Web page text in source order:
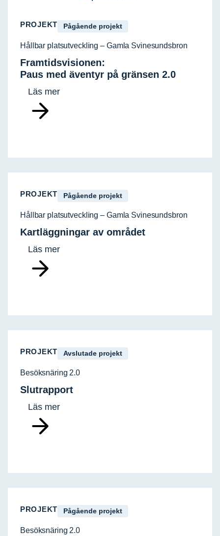
PROJEKT Pågående projekt
Hållbar platsutveckling – Gamla Svinesundsbron
Framtidsvisionen:
Paus med äventyr på gränsen 2.0
Läs mer
PROJEKT Pågående projekt
Hållbar platsutveckling – Gamla Svinesundsbron
Kartläggningar av området
Läs mer
PROJEKT Avslutade projekt
Besöksnäring 2.0
Slutrapport
Läs mer
PROJEKT Pågående projekt
Besöksnäring 2.0